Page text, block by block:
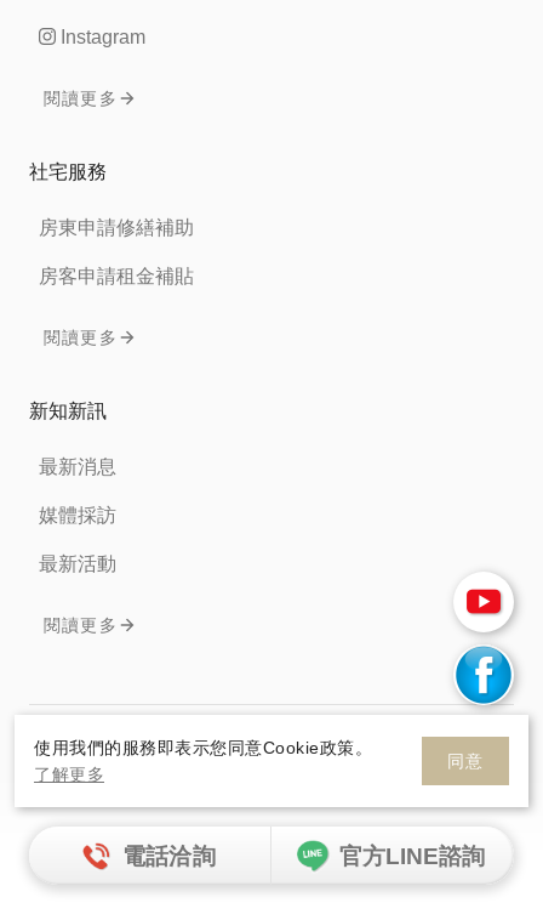
Instagram
閱讀更多
社宅服務
房東申請修繕補助
房客申請租金補貼
閱讀更多
新知新訊
最新消息
媒體採訪
最新活動
閱讀更多
免責聲明 隱私權條款 Cookie政策
© 2026 HelloSanta. All rights reserve. 網頁設計
By
HelloSanta
電話洽詢 官方LINE諮詢
使用我們的服務即表示您同意Cookie政策。
了解更多
同意